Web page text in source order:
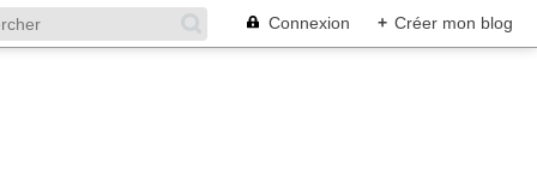
Connexion + Créer mon blog